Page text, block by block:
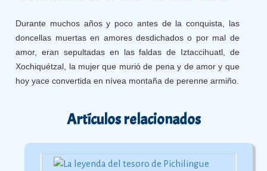
Durante muchos años y poco antes de la conquista, las
doncellas muertas en amores desdichados o por mal de
amor, eran sepultadas en las faldas de Iztaccihuatl, de
Xochiquétzal, la mujer que murió de pena y de amor y que
hoy yace convertida en nívea montaña de perenne armiño.
Artículos relacionados